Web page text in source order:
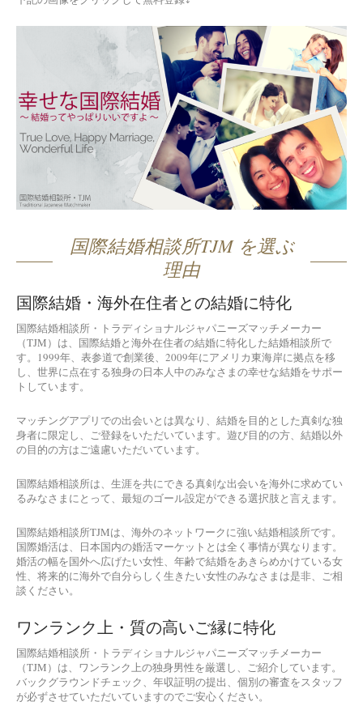
国際結婚相談所TJM を選ぶ
理由
国際結婚・海外在住者との結婚に特化
国際結婚相談所・トラディショナルジャパニーズマッチメーカー
（TJM）は、国際結婚と海外在住者の結婚に特化した結婚相談所で
す。1999年、表参道で創業後、2009年にアメリカ東海岸に拠点を移
し、世界に点在する独身の日本人中のみなさまの幸せな結婚をサポー
トしています。
マッチングアプリでの出会いとは異なり、結婚を目的とした真剣な独
身者に限定し、ご登録をいただいています。遊び目的の方、結婚以外
の目的の方はご遠慮いただいています。
国際結婚相談所は、生涯を共にできる真剣な出会いを海外に求めてい
るみなさまにとって、最短のゴール設定ができる選択肢と言えます。
国際結婚相談所TJMは、海外のネットワークに強い結婚相談所です。
国際婚活は、日本国内の婚活マーケットとは全く事情が異なります。
婚活の幅を国外へ広げたい女性、年齢で結婚をあきらめかけている女
性、将来的に海外で自分らしく生きたい女性のみなさまは是非、ご相
談ください。
ワンランク上・質の高いご縁に特化
国際結婚相談所・トラディショナルジャパニーズマッチメーカー
（TJM）は、ワンランク上の独身男性を厳選し、ご紹介しています。
バックグラウンドチェック、年収証明の提出、個別の審査をスタッフ
が必ずさせていただいていますのでご安心ください。